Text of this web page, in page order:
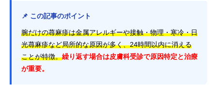
📌 この記事のポイント
腕だけの蕁麻疹は金属アレルギーや接触・物理・寒冷・日
光蕁麻疹など局所的な原因が多く、24時間以内に消える
ことが特徴。繰り返す場合は皮膚科受診で原因特定と治療
が重要。